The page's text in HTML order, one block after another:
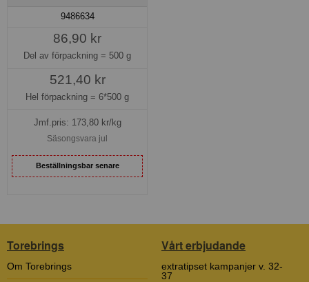
9486634
86,90 kr
Del av förpackning = 500 g
521,40 kr
Hel förpackning = 6*500 g
Jmf.pris: 173,80kr/kg
Säsongsvara jul
Beställningsbar senare
Torebrings
Om Torebrings
Vårt erbjudande
extratipset kampanjer v. 32-
37